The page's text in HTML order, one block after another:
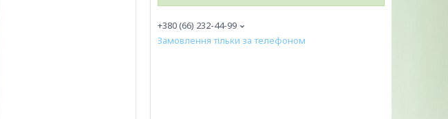
+380 (66) 232-44-99
Замовлення тільки за телефоном